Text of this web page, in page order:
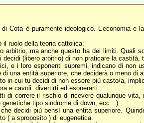
Cota è puramente ideologico. L’economia
il ruolo della teoria cattolica:
arbitrio, ma anche questo ha dei limiti. Quali
decidi (libero arbitrio) di non praticare la
e i loro esponenti supremi, indicano di non
di una entità superiore, che deciderà o meno di
in cui tu decidi di non essere più casto/a,
e cavoli: divertirti ed esonerarti.
di correre il rischio di ricevere qualunque
genetiche tipo sindrome di down, ecc…)
decidi più bensì una entità superiore.
( a sproposito ) di eugenetica.